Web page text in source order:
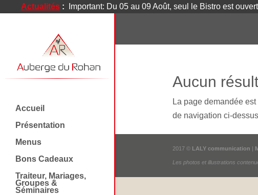
Actualités: Important: Du 05 au 09 Août, seul le Bistro est
Accueil
Présentation
Menus
Bons Cadeaux
Traiteur, Mariages,
Groupes &
Séminaires
Aucun
La page demandée
de navigation ci-
2017 © LALY communication |
Les photos et illustrations